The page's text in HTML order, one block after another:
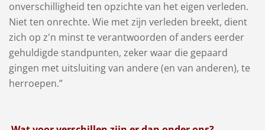
onverschilligheid ten opzichte van het eigen verleden.
Niet ten onrechte. Wie met zijn verleden breekt, dient
zich op z'n minst te verantwoorden of anders eerder
gehuldigde standpunten, zeker waar die gepaard
gingen met uitsluiting van andere (en van anderen), te
herroepen.”